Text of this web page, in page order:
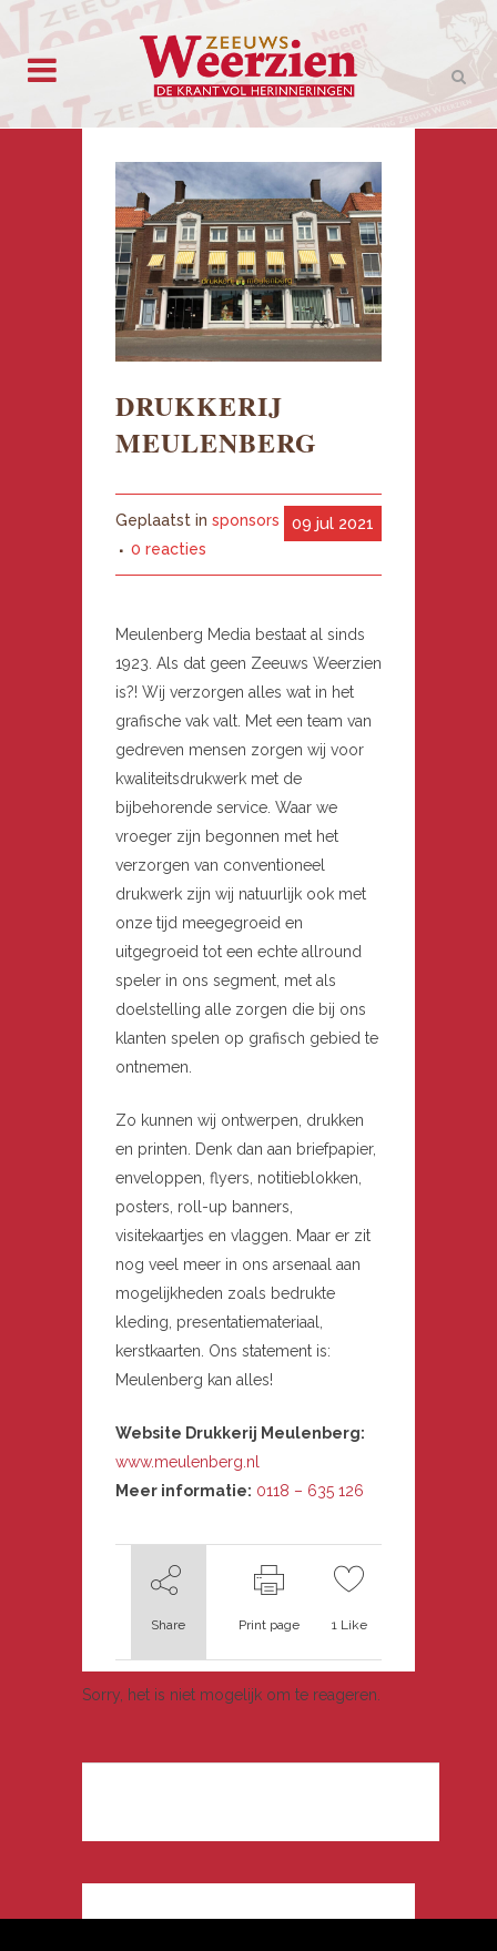
DRUKKERIJ
MEULENBERG
09 jul 2021
Geplaatst in sponsors
0 reacties
Meulenberg Media bestaat al sinds
1923. Als dat geen Zeeuws Weerzien
is?! Wij verzorgen alles wat in het
grafische vak valt. Met een team van
gedreven mensen zorgen wij voor
kwaliteitsdrukwerk met de
bijbehorende service. Waar we
vroeger zijn begonnen met het
verzorgen van conventioneel
drukwerk zijn wij natuurlijk ook met
onze tijd meegegroeid en
uitgegroeid tot een echte allround
speler in ons segment, met als
doelstelling alle zorgen die bij ons
klanten spelen op grafisch gebied te
ontnemen.
Zo kunnen wij ontwerpen, drukken
en printen. Denk dan aan briefpapier,
enveloppen, flyers, notitieblokken,
posters, roll-up banners,
visitekaartjes en vlaggen. Maar er zit
nog veel meer in ons arsenaal aan
mogelijkheden zoals bedrukte
kleding, presentatiemateriaal,
kerstkaarten. Ons statement is:
Meulenberg kan alles!
Website Drukkerij Meulenberg:
www.meulenberg.nl
Meer informatie: 0118 – 635 126
Share Print page 1Like
Sorry, het is niet mogelijk om te reageren.